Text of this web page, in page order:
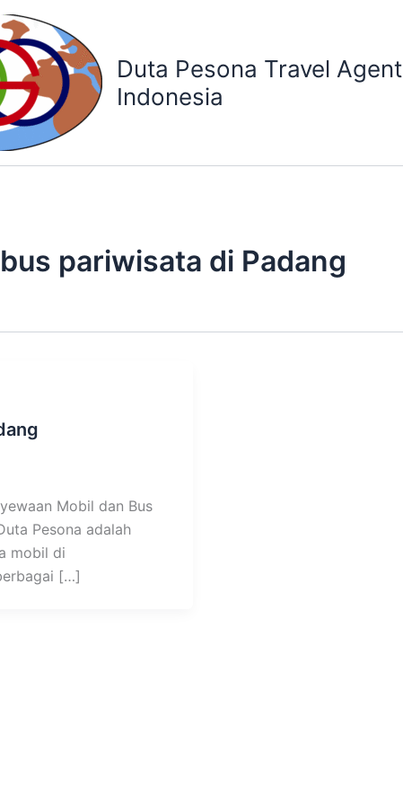
Duta Pesona Travel Agent
Indonesia
pariwisata di Padang
Mobil dan Bus
Pesona adalah
mobil di
[…]